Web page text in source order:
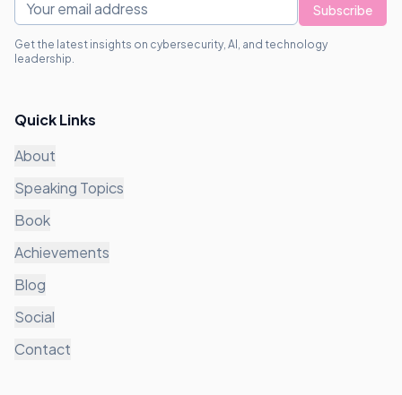
Subscribe
Get the latest insights on cybersecurity, AI, and technology
leadership.
Quick Links
About
Speaking Topics
Book
Achievements
Blog
Social
Contact